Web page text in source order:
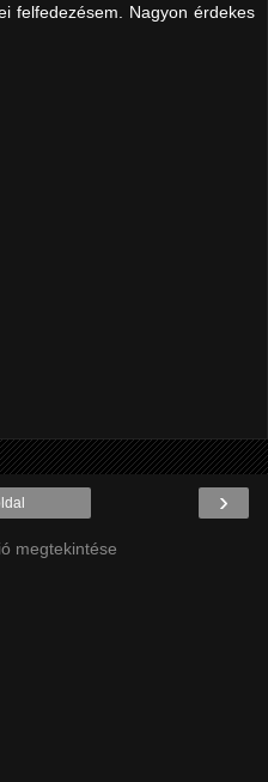
felfedezésem. Nagyon érdekes
›
megtekintése